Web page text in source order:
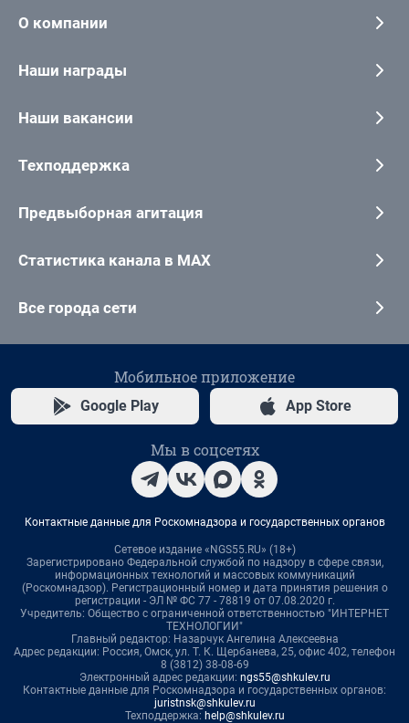
О компании
Наши награды
Наши вакансии
Техподдержка
Предвыборная агитация
Статистика канала в MAX
Все города сети
Мобильное приложение
Google Play App Store
Мы в соцсетях
Контактные данные для Роскомнадзора и государственных органов
Сетевое издание «NGS55.RU» (18+)
Зарегистрировано Федеральной службой по надзору в сфере связи,
информационных технологий и массовых коммуникаций
(Роскомнадзор). Регистрационный номер и дата принятия решения о
регистрации - ЭЛ № ФС 77 - 78819 от 07.08.2020 г.
Учредитель: Общество с ограниченной ответственностью "ИНТЕРНЕТ
ТЕХНОЛОГИИ"
Главный редактор: Назарчук Ангелина Алексеевна
Адрес редакции: Россия, Омск, ул. Т. К. Щербанева, 25, офис 402, телефон
8 (3812) 38-08-69
Электронный адрес редакции: ngs55@shkulev.ru
Контактные данные для Роскомнадзора и государственных органов:
juristnsk@shkulev.ru
Техподдержка: help@shkulev.ru